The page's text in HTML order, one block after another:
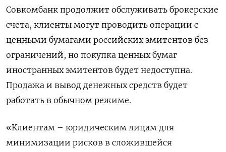
Совкомбанк продолжит обслуживать брокерские
счета, клиенты могут проводить операции с
ценными бумагами российских эмитентов без
ограничений, но покупка ценных бумаг
иностранных эмитентов будет недоступна.
Продажа и вывод денежных средств будет
работать в обычном режиме.
«Клиентам – юридическим лицам для
минимизации рисков в сложившейся